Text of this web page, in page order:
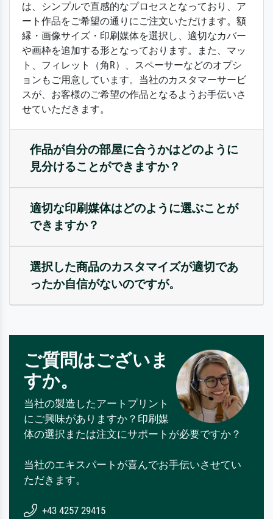
は、シンプルで直感的なプロセスとなっており、ア
ート作品をご希望の通りにご注文いただけます。額
縁・画像サイズ・印刷媒体を選択し、適切なカバー
や画枠を追加する形となっております。また、マッ
ト、フィレット（角R）、スペーサーなどのオプシ
ョンもご用意しています。当社のカスタマーサービ
スが、お客様のご希望の作品となるようお手伝いさ
せていただきます。
作品が自分の部屋に合うかはどのように
見分けることができますか？
適切な印刷媒体はどのように選ぶことが
できますか？
選択した商品のカスタマイズが適切であ
ったか自信がないのですが。
ご質問はございま
すか。
当社の製造したアートプリント
にご興味がありますか？印刷媒
体の選択または注文にサポートが必要ですか？
当社のエキスパートが喜んでお手伝いさせてい
ただきます。
+43 4257 29415